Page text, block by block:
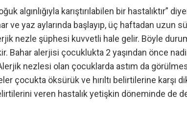
algınlığıyla karıştırılabilen bir hastalıktır”
ve yaz aylarında başlayıp, üç haftadan uzun
nezle şüphesi kuvvetli hale gelir. Böyle
Bahar alerjisi çocuklukta 2 yaşından önce
nezlesi olan çocuklarda astım da
çocukta öksürük ve hırıltı belirtilerine karşı
veren hastalık yetişkin döneminde de